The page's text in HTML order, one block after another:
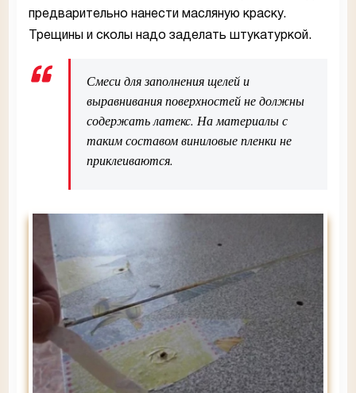
предварительно нанести масляную краску.
Трещины и сколы надо заделать штукатуркой.
Смеси для заполнения щелей и
выравнивания поверхностей не должны
содержать латекс. На материалы с
таким составом виниловые пленки не
приклеиваются.